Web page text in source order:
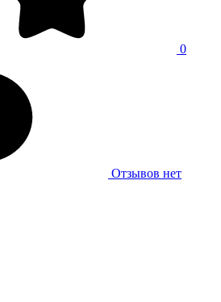
0
Отзывов нет